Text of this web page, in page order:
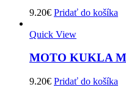
9.20€ Pridať do košíka
Quick View
MOTO KUKLA
9.20€ Pridať do košíka